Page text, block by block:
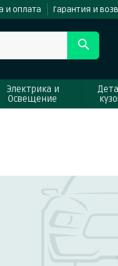
и оплата Гарантия и
Электрика и
Освещение